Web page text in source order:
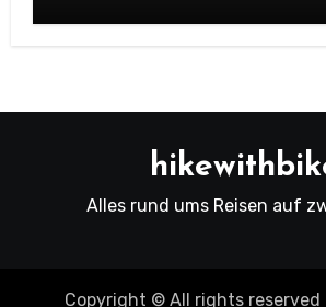
Alles rund ums Reisen auf
Copyright © All rights reserved